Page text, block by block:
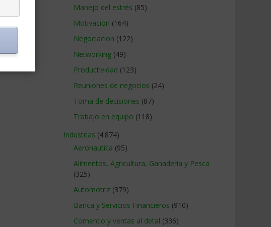
Manejo del estrés (85)
Motivacion (164)
Negociacion (122)
Networking (49)
Productividad (123)
Reuniones de negocios (24)
Toma de decisiones (87)
Trabajo en equipo (118)
Industrias (4.874)
Aeronautica (95)
Alimentos, Agricultura, Ganaderia y Pesca
(325)
Automotriz (379)
Banca y Servicios Financieros (910)
Comercio y ventas al detal (336)